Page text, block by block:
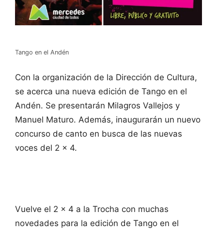
Tango en el Andén
Con la organización de la Dirección de Cultura,
se acerca una nueva edición de Tango en el
Andén. Se presentarán Milagros Vallejos y
Manuel Maturo. Además, inaugurarán un nuevo
concurso de canto en busca de las nuevas
voces del 2 x 4.
Vuelve el 2 x 4 a la Trocha con muchas
novedades para la edición de Tango en el